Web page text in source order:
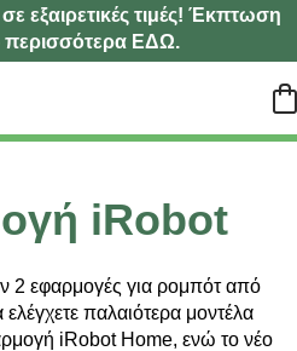
εξαιρετικές τιμές! Έκπτωση
ΕΔΩ.
iRobot
2 εφαρμογές για ρομπότ από
παλαιότερα μοντέλα
iRobot Home, ενώ το νέο